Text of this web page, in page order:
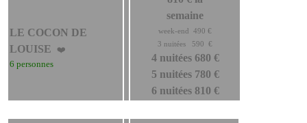
LE COCON DE
LOUISE
❤️
6 personnes
semaine
week-end 490 €
3 nuitées 590 €
4 nuitées 680 €
5 nuitées 780 €
6 nuitées 810 €